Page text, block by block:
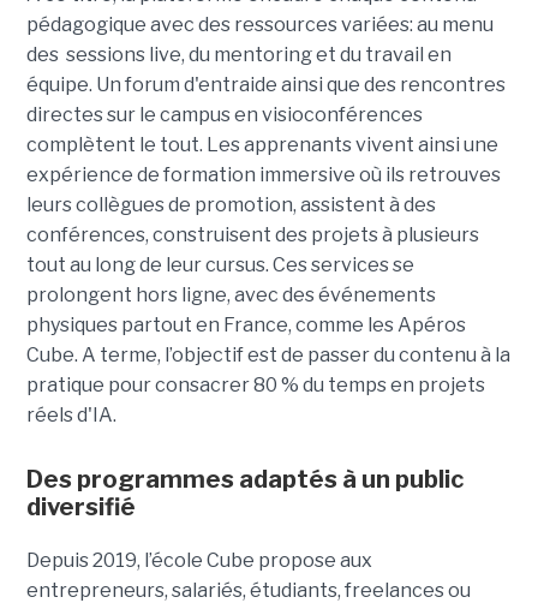
pédagogique avec des ressources variées: au menu
des sessions live, du mentoring et du travail en
équipe. Un forum d'entraide ainsi que des rencontres
directes sur le campus en visioconférences
complètent le tout. Les apprenants vivent ainsi une
expérience de formation immersive où ils retrouves
leurs collègues de promotion, assistent à des
conférences, construisent des projets à plusieurs
tout au long de leur cursus. Ces services se
prolongent hors ligne, avec des événements
physiques partout en France, comme les Apéros
Cube. A terme, l’objectif est de passer du contenu à la
pratique pour consacrer 80 % du temps en projets
réels d'IA.
Des programmes adaptés à un public
diversifié
Depuis 2019, l’école Cube propose aux
entrepreneurs, salariés, étudiants, freelances ou